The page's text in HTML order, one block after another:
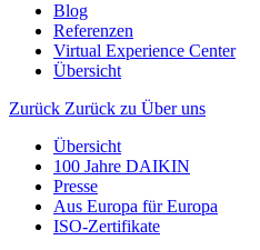
Blog
Referenzen
Virtual Experience Center
Übersicht
Zurück Zurück zu Über uns
Übersicht
100 Jahre DAIKIN
Presse
Aus Europa für Europa
ISO-Zertifikate